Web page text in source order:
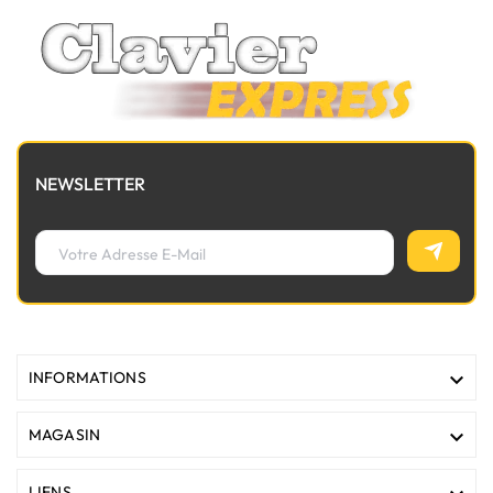
NEWSLETTER
INFORMATIONS 
MAGASIN 